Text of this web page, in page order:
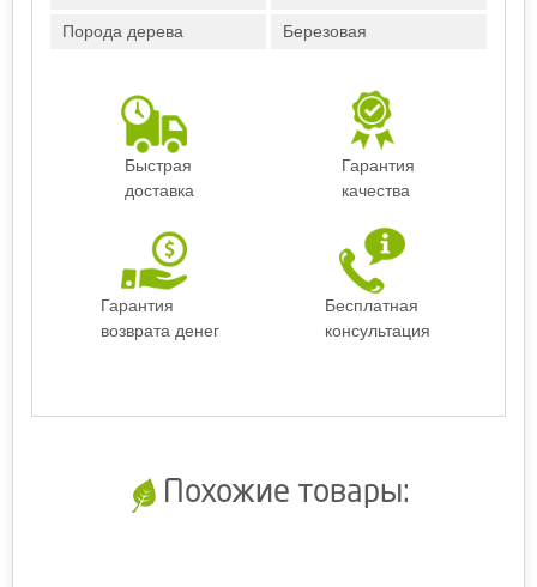
Порода дерева Березовая
Быстрая
доставка
Гарантия
качества
Гарантия
возврата денег
Бесплатная
консультация
Похожие товары: